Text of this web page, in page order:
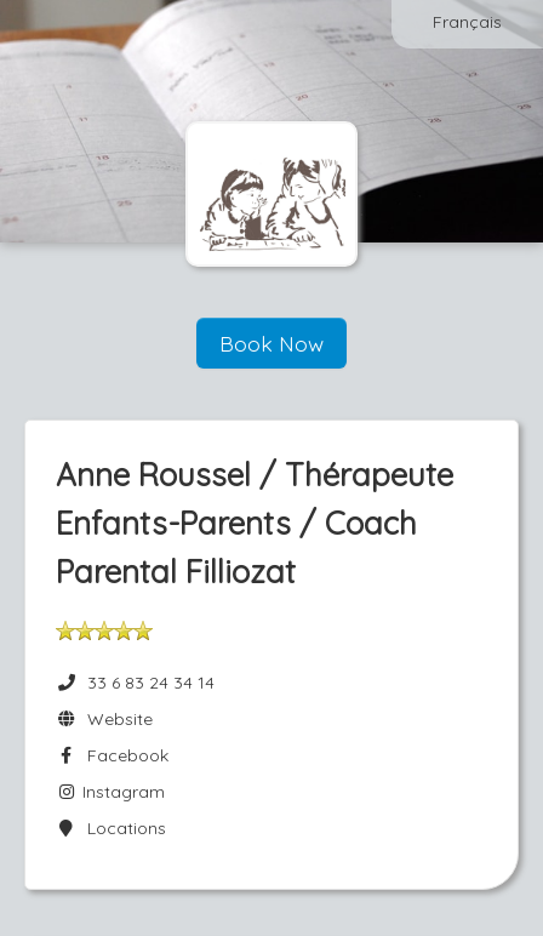
Français
Book Now
Anne Roussel / Thérapeute
Enfants-Parents / Coach
Parental Filliozat
33 6 83 24 34 14
Website
Facebook
Instagram
Locations